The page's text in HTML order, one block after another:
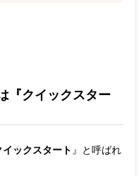
『クイックスター
イックスタート』と呼ばれ